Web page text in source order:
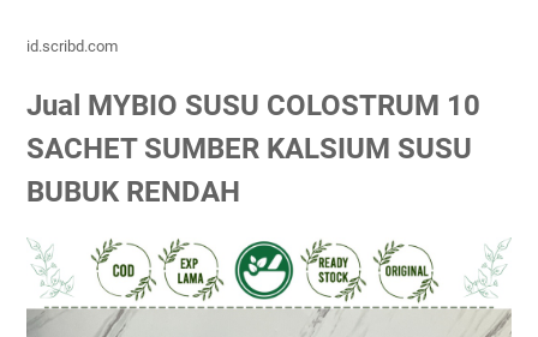
id.scribd.com
Jual MYBIO SUSU COLOSTRUM 10
SACHET SUMBER KALSIUM SUSU
BUBUK RENDAH